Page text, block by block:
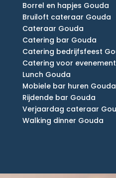
Borrel en hapjes Gouda
Bruiloft cateraar Gouda
Cateraar Gouda
Catering bar Gouda
Catering bedrijfsfeest
Catering voor
Lunch Gouda
Mobiele bar huren Gouda
Rijdende bar Gouda
Verjaardag cateraar
Walking dinner Gouda